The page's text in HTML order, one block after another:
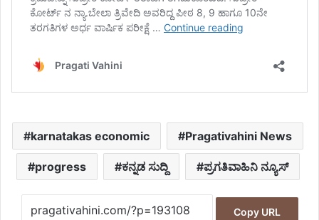
karnatakas economic Pragativahini News
progress ಕನ್ನಡ ಸುದ್ದಿ ಪ್ರಗತಿವಾಹಿನಿ ನ್ಯೂಸ್
Copy URL